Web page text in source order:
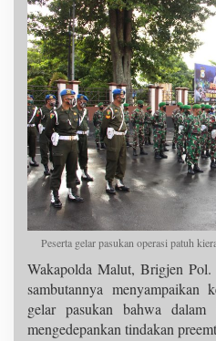
Peserta gelar pasukan operasi patuh
Wakapolda Malut, Brigjen
sambutannya menyampaikan
gelar pasukan bahwa dalam
mengedepankan tindakan